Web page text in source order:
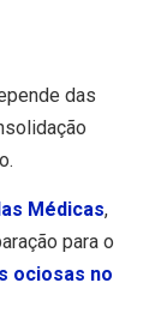
das
Médicas,
para o
ociosas no